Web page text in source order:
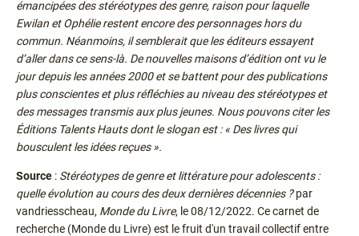
émancipées des stéréotypes des genre, raison pour laquelle
Ewilan et Ophélie restent encore des personnages hors du
commun. Néanmoins, il semblerait que les éditeurs essayent
d’aller dans ce sens-là. De nouvelles maisons d’édition ont vu le
jour depuis les années 2000 et se battent pour des publications
plus conscientes et plus réfléchies au niveau des stéréotypes et
des messages transmis aux plus jeunes. Nous pouvons citer les
Éditions Talents Hauts dont le slogan est : « Des livres qui
bousculent les idées reçues ».
Source : Stéréotypes de genre et littérature pour adolescents :
quelle évolution au cours des deux dernières décennies ?par
vandriesscheau, Monde du Livre, le 08/12/2022. Ce carnet de
recherche (Monde du Livre) est le fruit d'un travail collectif entre